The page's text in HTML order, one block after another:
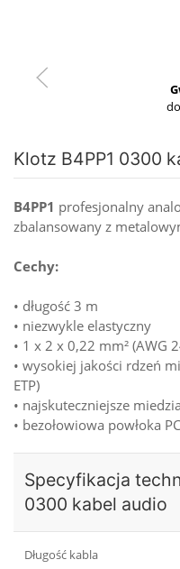
Klotz B4PP1 0300
B4PP1 profesjonalny
zbalansowany z
Cechy:
• długość 3 m
• niezwykle elastyczny
• 1 x 2 x 0,22 mm² (AWG
• wysokiej jakości rdzeń
ETP)
• najskuteczniejsze
• bezołowiowa powłoka
Specyfikacja
0300 kabel audio
Długość kabla